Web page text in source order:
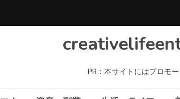
PR：本サイトにはプロモ